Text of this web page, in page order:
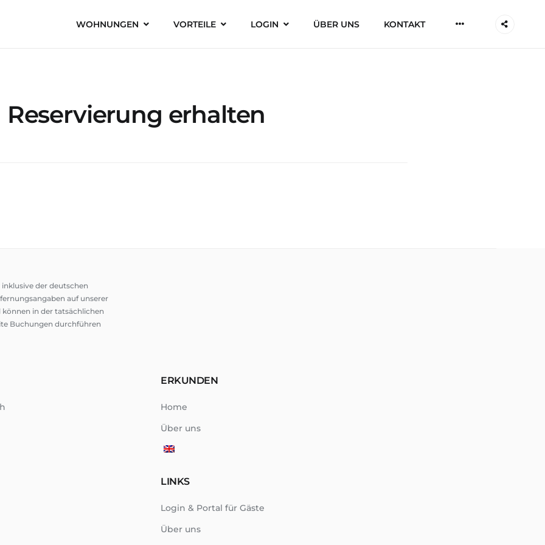
WOHNUNGEN VORTEILE LOGIN ÜBER UNS KONTAKT More
Reservierung erhalten
der deutschen
auf unserer
in der tatsächlichen
Buchungen durchführen
ERKUNDEN
Home
Über uns
LINKS
Login & Portal für Gäste
Über uns